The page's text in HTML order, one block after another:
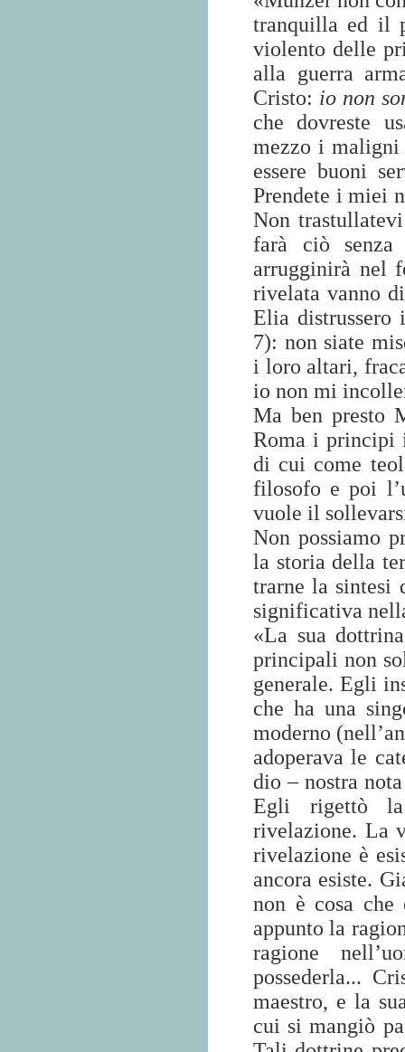
tranquilla ed il
violento delle
alla guerra
Cristo: io non
che dovreste
mezzo i maligni
essere buoni
Prendete i miei
Non
farà ciò
arrugginirà nel
rivelata vanno
Elia distrussero
7): non siate
i loro altari,
io non mi
Ma ben presto
Roma i principi
di cui come
filosofo e poi
vuole il
Non possiamo
la storia della
trarne la sintesi
significativa
«La sua
principali non
generale. Egli
che ha una
moderno
adoperava le
dio – nostra
Egli rigettò
rivelazione. La
rivelazione è
ancora esiste.
non è cosa
appunto la
ragione
possederla...
maestro, e la
cui si mangiò